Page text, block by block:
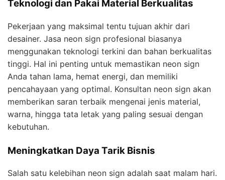
Teknologi dan Pakai Material Berkualitas
Pekerjaan yang maksimal tentu tujuan akhir dari
desainer. Jasa neon sign profesional biasanya
menggunakan teknologi terkini dan bahan berkualitas
tinggi. Hal ini penting untuk memastikan neon sign
Anda tahan lama, hemat energi, dan memiliki
pencahayaan yang optimal. Konsultan neon sign akan
memberikan saran terbaik mengenai jenis material,
warna, hingga tata letak yang paling sesuai dengan
kebutuhan.
Meningkatkan Daya Tarik Bisnis
Salah satu kelebihan neon sign adalah saat malam hari.